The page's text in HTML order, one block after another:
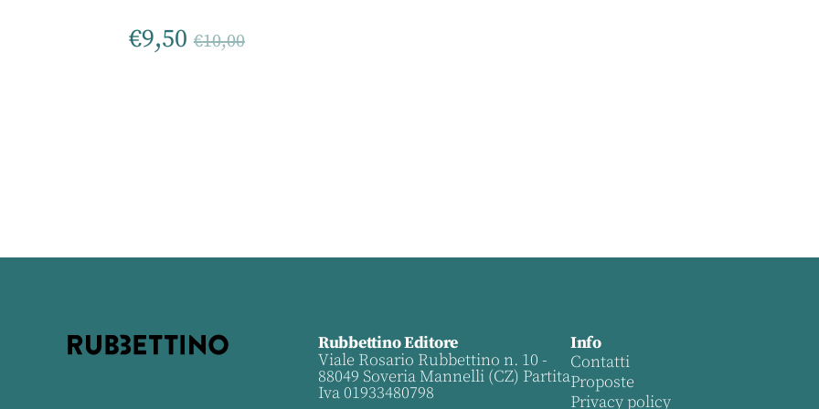
€9,50 €10,00
Rubbettino Editore
Viale Rosario Rubbettino n. 10 -
88049 Soveria Mannelli (CZ) Partita
Iva 01933480798
Info
Contatti
Proposte
Privacy policy